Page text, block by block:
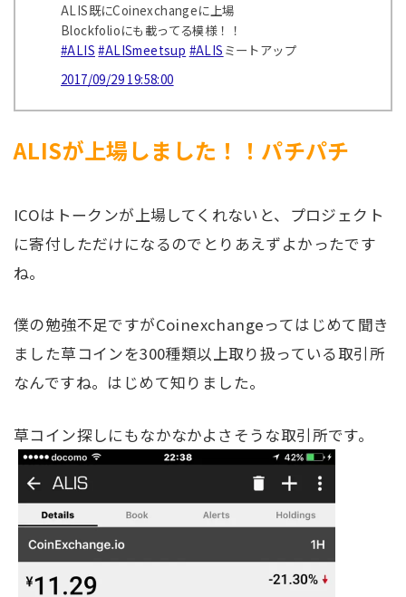
ALIS既にCoinexchangeに上場
Blockfolioにも載ってる模様！！
#ALIS #ALISmeetsup #ALIS ミートアップ
2017/09/29 19:58:00
ALISが上場しました！！パチパチ
ICOはトークンが上場してくれないと、プロジェクト
に寄付しただけになるのでとりあえずよかったです
ね。
僕の勉強不足ですがCoinexchangeってはじめて聞き
ました草コインを300種類以上取り扱っている取引所
なんですね。はじめて知りました。
草コイン探しにもなかなかよさそうな取引所です。